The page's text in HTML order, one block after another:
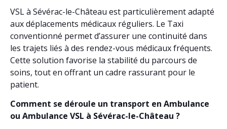
VSL à Sévérac-le-Château est particulièrement adapté
aux déplacements médicaux réguliers. Le Taxi
conventionné permet d’assurer une continuité dans
les trajets liés à des rendez-vous médicaux fréquents.
Cette solution favorise la stabilité du parcours de
soins, tout en offrant un cadre rassurant pour le
patient.
Comment se déroule un transport en Ambulance
ou Ambulance VSL à Sévérac-le-Château ?